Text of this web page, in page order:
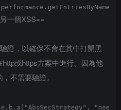
一個XSS==
證，以確保不會在其中打開黑
或https方案中進行。因為他
不需要驗證。